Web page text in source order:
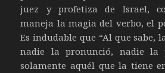
juez y profetiza de Israel,
maneja la magia del verbo, el
Es indudable que “Al que sabe,
nadie la pronunció, nadie la
solamente aquél que la tiene